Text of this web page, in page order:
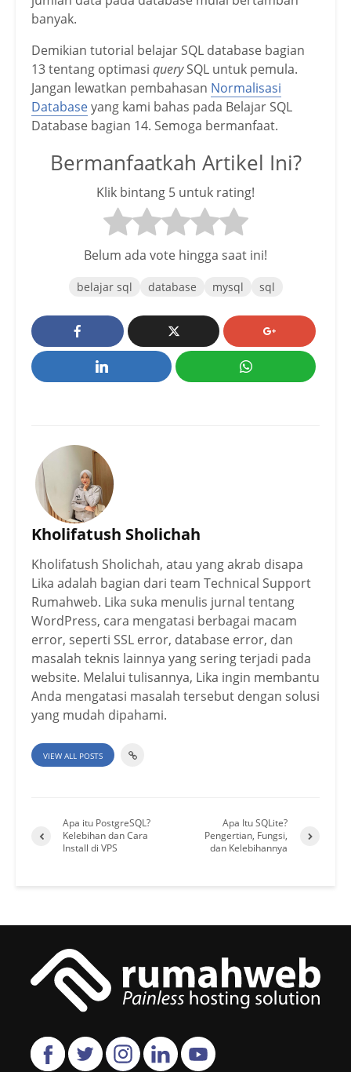
banyak.
Demikian tutorial belajar SQL database bagian
13 tentang optimasi querySQL untuk pemula.
Jangan lewatkan pembahasan Normalisasi
Databaseyang kami bahas pada Belajar SQL
Database bagian 14. Semoga bermanfaat.
Bermanfaatkah Artikel Ini?
Klik bintang 5 untuk rating!
Belum ada vote hingga saat ini!
belajar sql database mysql sql
Kholifatush Sholichah
Kholifatush Sholichah, atau yang akrab disapa
Lika adalah bagian dari team Technical Support
Rumahweb. Lika suka menulis jurnal tentang
WordPress, cara mengatasi berbagai macam
error, seperti SSL error, database error, dan
masalah teknis lainnya yang sering terjadi pada
website. Melalui tulisannya, Lika ingin membantu
Anda mengatasi masalah tersebut dengan solusi
yang mudah dipahami.
VIEW ALL POSTS
Apa itu PostgreSQL?
Kelebihan dan Cara
Install di VPS
Apa Itu SQLite?
Pengertian, Fungsi,
dan Kelebihannya